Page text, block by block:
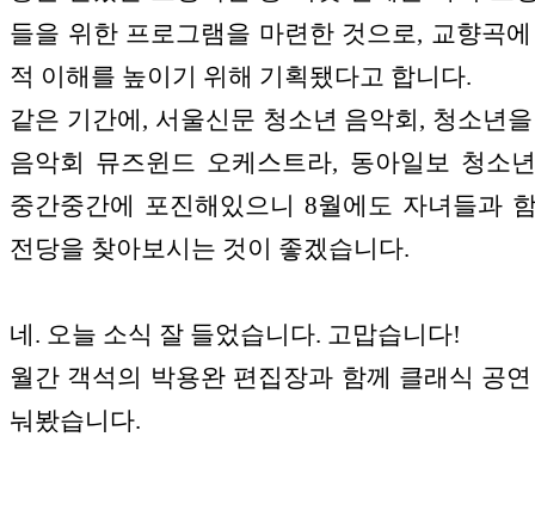
들을 위한 프로그램을 마련한 것으로, 교향곡
적 이해를 높이기 위해 기획됐다고 합니다.
같은 기간에, 서울신문 청소년 음악회, 청소년
음악회 뮤즈윈드 오케스트라, 동아일보 청소
중간중간에 포진해있으니 8월에도 자녀들과
전당을 찾아보시는 것이 좋겠습니다.
네. 오늘 소식 잘 들었습니다. 고맙습니다!
월간 객석의 박용완 편집장과 함께 클래식 공
눠봤습니다.